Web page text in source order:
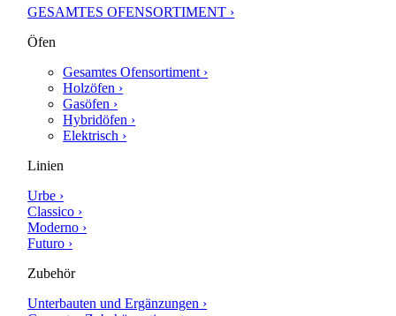
GESAMTES OFENSORTIMENT ›
Öfen
Gesamtes Ofensortiment ›
Holzöfen ›
Gasöfen ›
Hybridöfen ›
Elektrisch ›
Linien
Urbe ›
Classico ›
Moderno ›
Futuro ›
Zubehör
Unterbauten und Ergänzungen ›